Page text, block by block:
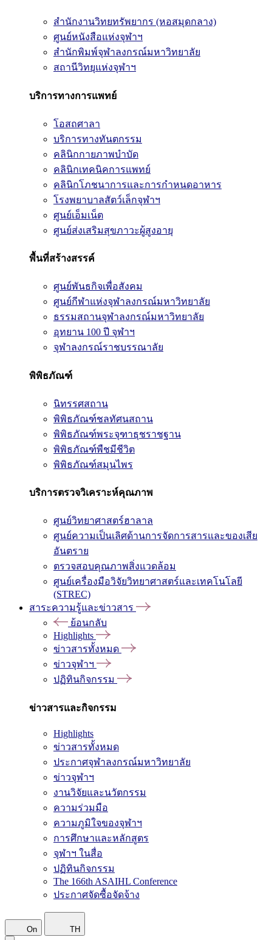
สำนักงานวิทยทรัพยากร (หอสมุดกลาง)
ศูนย์หนังสือแห่งจุฬาฯ
สำนักพิมพ์จุฬาลงกรณ์มหาวิทยาลัย
สถานีวิทยุแห่งจุฬาฯ
บริการทางการแพทย์
โอสถศาลา
บริการทางทันตกรรม
คลินิกกายภาพบำบัด
คลินิกเทคนิคการแพทย์
คลินิกโภชนาการและการกำหนดอาหาร
โรงพยาบาลสัตว์เล็กจุฬาฯ
ศูนย์เอ็มเน็ต
ศูนย์ส่งเสริมสุขภาวะผู้สูงอายุ
พื้นที่สร้างสรรค์
ศูนย์พันธกิจเพื่อสังคม
ศูนย์กีฬาแห่งจุฬาลงกรณ์มหาวิทยาลัย
ธรรมสถานจุฬาลงกรณ์มหาวิทยาลัย
อุทยาน 100 ปี จุฬาฯ
จุฬาลงกรณ์ราชบรรณาลัย
พิพิธภัณฑ์
นิทรรศสถาน
พิพิธภัณฑ์ชลทัศนสถาน
พิพิธภัณฑ์พระจุฑาธุชราชฐาน
พิพิธภัณฑ์พืชมีชีวิต
พิพิธภัณฑ์สมุนไพร
บริการตรวจวิเคราะห์คุณภาพ
ศูนย์วิทยาศาสตร์ฮาลาล
ศูนย์ความเป็นเลิศด้านการจัดการสารและของเสีย
อันตราย
ตรวจสอบคุณภาพสิ่งแวดล้อม
ศูนย์เครื่องมือวิจัยวิทยาศาสตร์และเทคโนโลยี
(STREC)
สาระความรู้และข่าวสาร
ย้อนกลับ
Highlights
ข่าวสารทั้งหมด
ข่าวจุฬาฯ
ปฏิทินกิจกรรม
ข่าวสารและกิจกรรม
Highlights
ข่าวสารทั้งหมด
ประกาศจุฬาลงกรณ์มหาวิทยาลัย
ข่าวจุฬาฯ
งานวิจัยและนวัตกรรม
ความร่วมมือ
ความภูมิใจของจุฬาฯ
การศึกษาและหลักสูตร
จุฬาฯ ในสื่อ
ปฏิทินกิจกรรม
The 166th ASAIHL Conference
ประกาศจัดซื้อจัดจ้าง
On TH